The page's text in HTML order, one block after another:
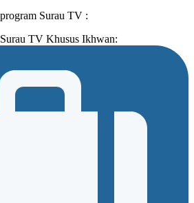
Surau TV :
TV Khusus Ikhwan: